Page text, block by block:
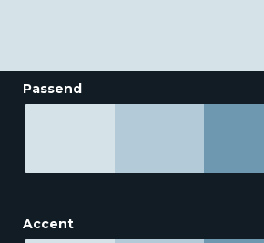
Passend
Accent